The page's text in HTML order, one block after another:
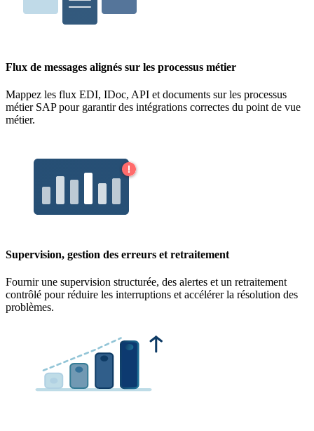
Flux de messages alignés sur les processus métier
Mappez les flux EDI, IDoc, API et documents sur les processus
métier SAP pour garantir des intégrations correctes du point de vue
métier.
Supervision, gestion des erreurs et retraitement
Fournir une supervision structurée, des alertes et un retraitement
contrôlé pour réduire les interruptions et accélérer la résolution des
problèmes.